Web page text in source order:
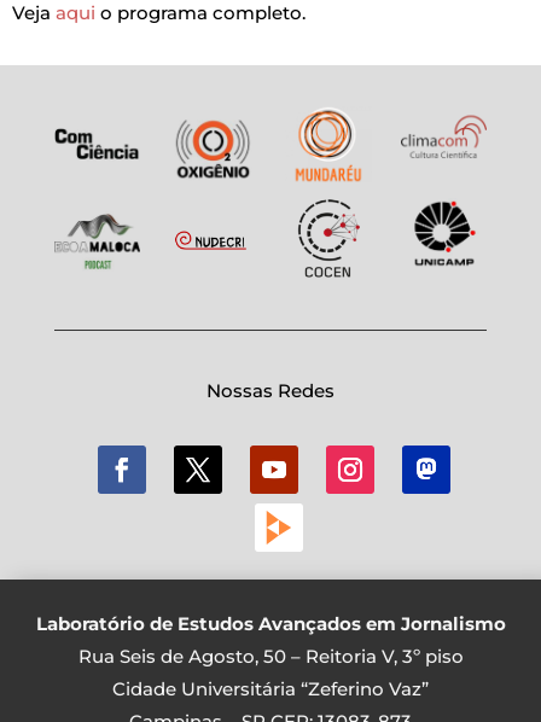
Veja aqui o programa completo.
Nossas Redes
Laboratório de Estudos Avançados em Jornalismo
Rua Seis de Agosto, 50 – Reitoria V, 3º piso
Cidade Universitária “Zeferino Vaz”